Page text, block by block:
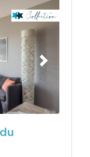
Suivant